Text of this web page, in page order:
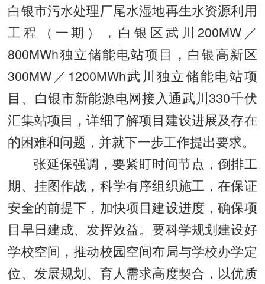
白银市污水处理厂尾水湿地再生水资源利用
工程（一期），白银区武川200MW／
800MWh独立储能电站项目，白银高新区
300MW／1200MWh武川独立储能电站项
目、白银市新能源电网接入通武川330千伏
汇集站项目，详细了解项目建设进展及存在
的困难和问题，并就下一步工作提出要求。
张延保强调，要紧盯时间节点，倒排工
期、挂图作战，科学有序组织施工，在保证
安全的前提下，加快项目建设进度，确保项
目早日建成、发挥效益。要科学规划建设好
学校空间，推动校园空间布局与学校办学定
位、发展规划、育人需求高度契合，以优质